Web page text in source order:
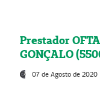
Prestador
GONÇALO
07 de Agosto de 2020